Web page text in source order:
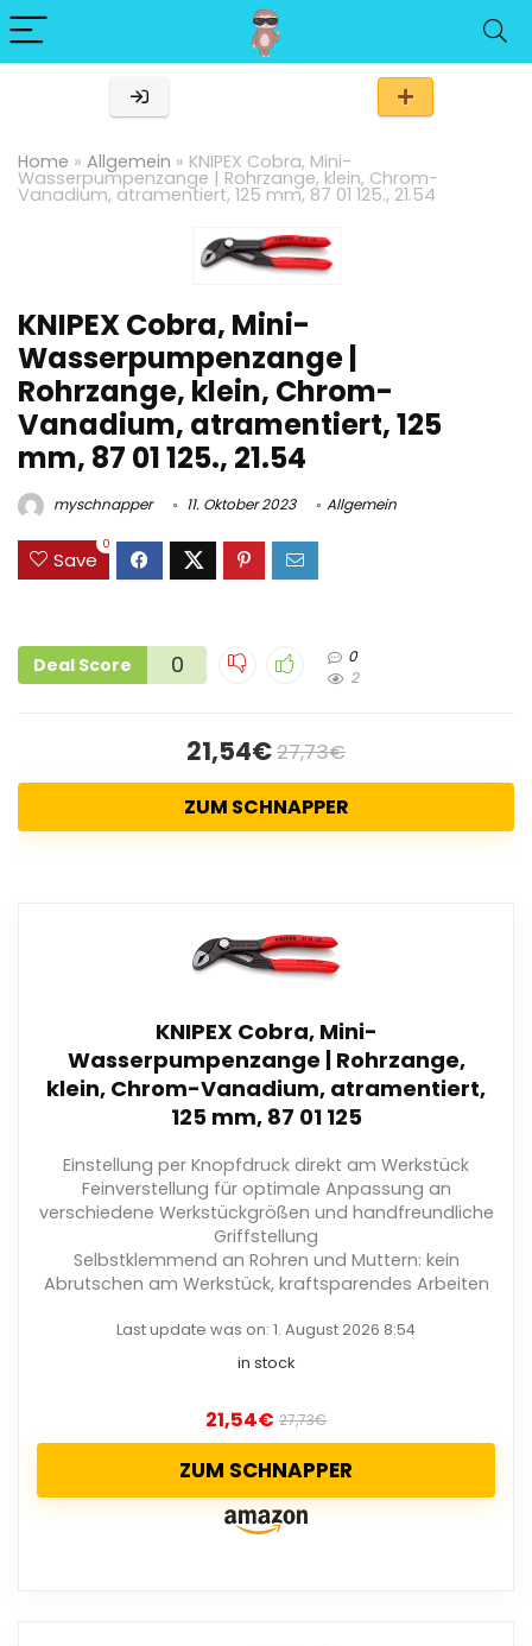
Home » Allgemein » KNIPEX Cobra, Mini-
Wasserpumpenzange | Rohrzange, klein, Chrom-
Vanadium, atramentiert, 125 mm, 87 01 125., 21.54
KNIPEX Cobra, Mini-
Wasserpumpenzange |
Rohrzange, klein, Chrom-
Vanadium, atramentiert, 125
mm, 87 01 125., 21.54
myschnapper 11. Oktober 2023 Allgemein
Save
0
Deal Score 0
0
2
21,54€27,73€
ZUM SCHNAPPER
KNIPEX Cobra, Mini-
Wasserpumpenzange | Rohrzange,
klein, Chrom-Vanadium, atramentiert,
125 mm, 87 01 125
Einstellung per Knopfdruck direkt am Werkstück
Feinverstellung für optimale Anpassung an
verschiedene Werkstückgrößen und handfreundliche
Griffstellung
Selbstklemmend an Rohren und Muttern: kein
Abrutschen am Werkstück, kraftsparendes Arbeiten
Last update was on: 1. August 2026 8:54
in stock
21,54€ 27,73€
ZUM SCHNAPPER